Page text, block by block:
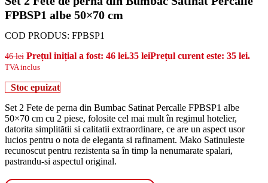
FPBSP1 albe 50×70 cm
COD PRODUS: FPBSP1
46lei Prețul inițial a fost: 46 lei.35 leiPrețul curent este: 35 lei.
TVA inclus
Stoc epuizat
Set 2 Fete de perna din Bumbac Satinat Percalle FPBSP1 albe
50×70 cm cu 2 piese, folosite cel mai mult în regimul hotelier,
datorita simplitătii si calitatii extraordinare, ce are un aspect usor
lucios pentru o nota de eleganta si rafinament. Mako Satinuleste
recunoscut pentru rezistenta sa în timp la nenumarate spalari,
pastrandu-si aspectul original.